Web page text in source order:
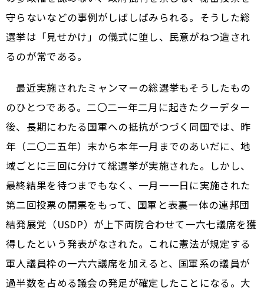
守らないなどの事例がしばしばみられる。そうした総
選挙は「見せかけ」の儀式に堕し、民意がねつ造され
るのが常である。
最近実施されたミャンマーの総選挙もそうしたもの
のひとつである。二〇二一年二月に起きたクーデター
後、長期にわたる国軍への抵抗がつづく同国では、昨
年（二〇二五年）末から本年一月までのあいだに、地
域ごとに三回に分けて総選挙が実施された。しかし、
最終結果を待つまでもなく、一月一一日に実施された
第二回投票の開票をもって、国軍と表裏一体の連邦団
結発展党（USDP）が上下両院合わせて一六七議席を獲
得したという発表がなされた。これに憲法が規定する
軍人議員枠の一六六議席を加えると、国軍系の議員が
過半数を占める議会の発足が確定したことになる。大